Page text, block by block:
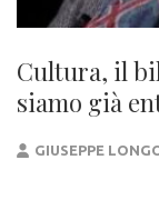
Cultura, il
siamo già
GIUSEPPE